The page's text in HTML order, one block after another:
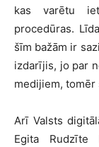
kas varētu
procedūras.
šīm bažām ir
izdarījis, jo par
medijiem,
Arī Valsts
Egita Rudzīte